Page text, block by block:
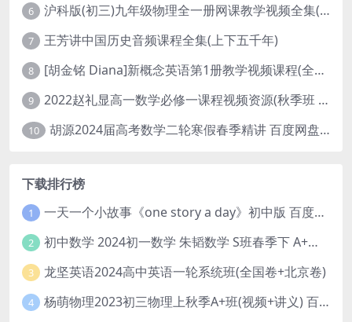
6 沪科版(初三)九年级物理全一册网课教学视频全集(录播版 杜春雨 66讲)
7 王芳讲中国历史音频课程全集(上下五千年)
8 [胡金铭 Diana]新概念英语第1册教学视频课程(全集 百度网盘下载)
9 2022赵礼显高一数学必修一课程视频资源(秋季班 含讲义)百度网盘云
10 胡源2024届高考数学二轮寒假春季精讲 百度网盘分享
下载排行榜
1 一天一个小故事《one story a day》初中版 百度网盘分享下载
2 初中数学 2024初一数学 朱韬数学 S班春季下 A+班春季下 百度云网盘
3 龙坚英语2024高中英语一轮系统班(全国卷+北京卷)
4 杨萌物理2023初三物理上秋季A+班(视频+讲义) 百度网盘分享